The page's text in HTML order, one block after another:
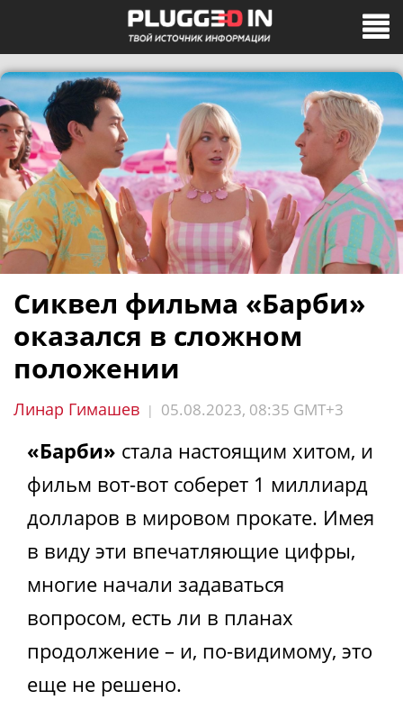
Сиквел фильма «Барби»
оказался в сложном
положении
Линар Гимашев | 05.08.2023, 08:35 GMT+3
«Барби» стала настоящим хитом, и
фильм вот-вот соберет 1 миллиард
долларов в мировом прокате. Имея
в виду эти впечатляющие цифры,
многие начали задаваться
вопросом, есть ли в планах
продолжение – и, по-видимому, это
еще не решено.